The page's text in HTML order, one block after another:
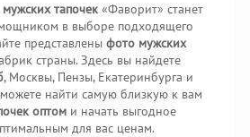
тапочек «Фаворит» станет
в выборе подходящего
представлены фото мужских
страны. Здесь вы найдете
, Москвы, Пензы, Екатеринбурга и
найти самую близкую к вам
оптом и начать выгодное
для вас ценам.